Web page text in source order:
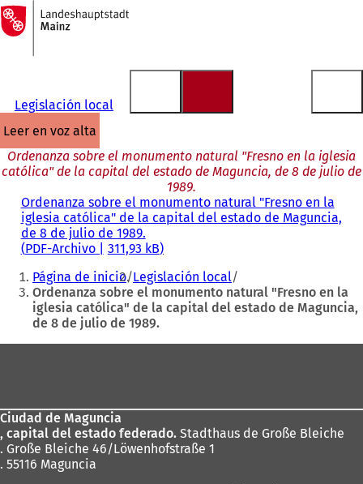
Saltar al contenido
A
la
página
Legislación local
leer en voz alta
Ordenanza sobre el monumento natural "Fresno en la iglesia
católica" de la capital del estado de Maguncia, de 8 de julio de
1989.
Ordenanza sobre el monumento natural "Fresno en la
iglesia católica" de la capital del estado de Maguncia,
de 8 de julio de 1989.
PDF-Archivo 311,93 kB
Estás
aquí:
Página de inicio Legislación local
Ordenanza sobre el monumento natural "Fresno en la
iglesia católica" de la capital del estado de Maguncia,
de 8 de julio de 1989.
pies
Ciudad de Maguncia
, capital del estado federado. Stadthaus de Große Bleiche
. Große Bleiche 46/Löwenhofstraße 1
. 55116 Maguncia